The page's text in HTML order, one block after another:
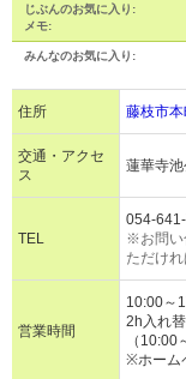
じぶんのお気に入り:
メモ:
みんなのお気に入り:
住所 藤枝市
交通・アクセ
ス
蓮華寺
TEL
054-
※お問い
ただけれ
営業時間
10:00～
2h入れ
（
※ホーム